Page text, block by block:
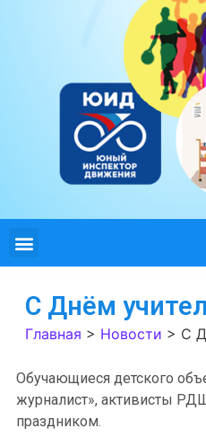
С Днём
Главная > Новости > С
Обучающиеся детского
журналист», активисты
праздником.